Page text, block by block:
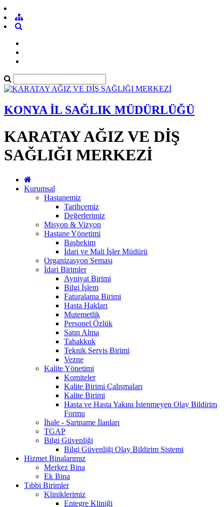
KONYA İL SAĞLIK MÜDÜRLÜĞÜ
KARATAY AĞIZ VE DİŞ
SAĞLIĞI MERKEZİ
Kurumsal
Hastanemiz
Tarihçemiz
Değerlerimiz
Misyon & Vizyon
Hastane Yönetimi
Başhekim
İdari ve Mali İşler Müdürü
Organizasyon Şeması
İdari Birimler
Ayniyat Birimi
Bilgi İşlem
Faturalama Birimi
Hasta Hakları
Mutemetlik
Personel Özlük
Satın Alma
Tahakkuk
Teknik Servis Birimi
Vezne
Kalite Yönetimi
Komiteler
Kalite Birimi Çalışmaları
Kalite Birimi
Hasta ve Hasta Yakını İstenmeyen Olay Bildirim
Formu
İhale - Şartname İlanları
TGAP
Bilgi Güvenliği
Bilgi Güvenliği Olay Bildirim Sistemi
Hizmet Binalarımız
Merkez Bina
Ek Bina
Tıbbi Birimler
Kliniklerimiz
Entegre Kliniği